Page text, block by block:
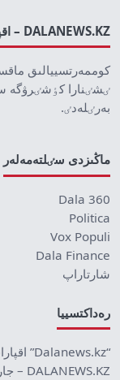
DALANEWS.KZ – اقپارات اگەنتتٸگٸ
كوممەرتسييالىق
ٸشٸنارا كٶشٸرۋگە
بەرٸلەدٸ.
ماڭىزدى سٸلتەمەلەر
Dala 360
Politica
Vox Populi
Dala Finance
شارتاراپ
رەداكتسييا
“Dalanews.kz” اقپارات اگەنتتٸگٸ تۋرالى
DALANEWS.KZ – جارناما